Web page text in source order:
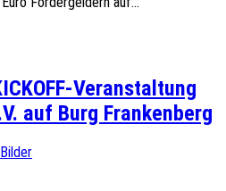
Veranstaltung
auf Burg Frankenberg